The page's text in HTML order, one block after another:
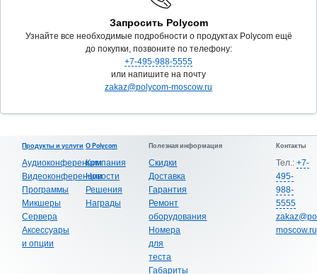
Запросить Polycom
Узнайте все необходимые подробности о продуктах Polycom ещё
до покупки, позвоните по телефону:
+7-495-988-5555
или напишите на почту
zakaz@polycom-moscow.ru
Продукты и услуги
Аудиоконференции
Видеоконференции
Программы
Микшеры
Сервера
Аксессуары
и опции
О Polycom
Компания
Новости
Решения
Награды
Полезная информация
Скидки
Доставка
Гарантия
Ремонт
оборудования
Номера
для
теста
Габариты
Контакты
Тел.: +7-
495-
988-
5555
moscow.ru